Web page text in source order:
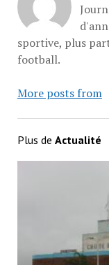
sportive, plus
football.
More posts from
Plus de Actualité